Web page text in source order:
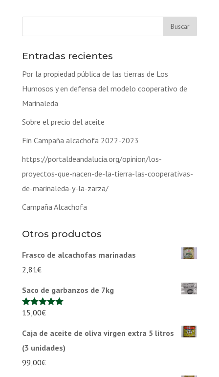
Entradas recientes
Por la propiedad pública de las tierras de Los
Humosos y en defensa del modelo cooperativo de
Marinaleda
Sobre el precio del aceite
Fin Campaña alcachofa 2022-2023
https://portaldeandalucia.org/opinion/los-
proyectos-que-nacen-de-la-tierra-las-cooperativas-
de-marinaleda-y-la-zarza/
Campaña Alcachofa
Otros productos
Frasco de alcachofas marinadas
2,81€
Saco de garbanzos de 7kg
Valorado en
15,00€
Caja de aceite de oliva virgen extra 5 litros
(3 unidades)
99,00€